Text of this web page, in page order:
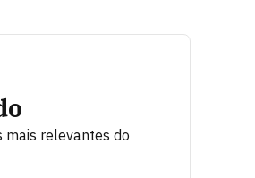
mais relevantes do